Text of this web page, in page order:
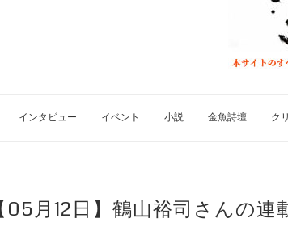
インタビュー イベント 小説 金魚詩壇 ク
【05月12日】鶴山裕司さんの